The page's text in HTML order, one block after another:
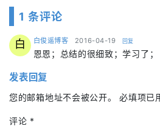
1 条评论
白 白俊遥博客 says:
2016-04-19 回复
恩恩；总结的很细致；学习了；
发表回复
您的邮箱地址不会被公开。 必填项已
评论 *